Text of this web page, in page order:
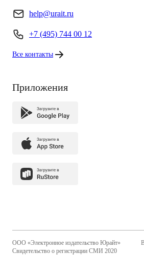
help@urait.ru
+7 (495) 744 00 12
Все контакты
Приложения
ООО «Электронное издательство Юрайт»
Свидетельство о регистрации СМИ 2020